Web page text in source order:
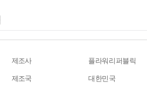
제조사 플라워리퍼블릭
제조국 대한민국